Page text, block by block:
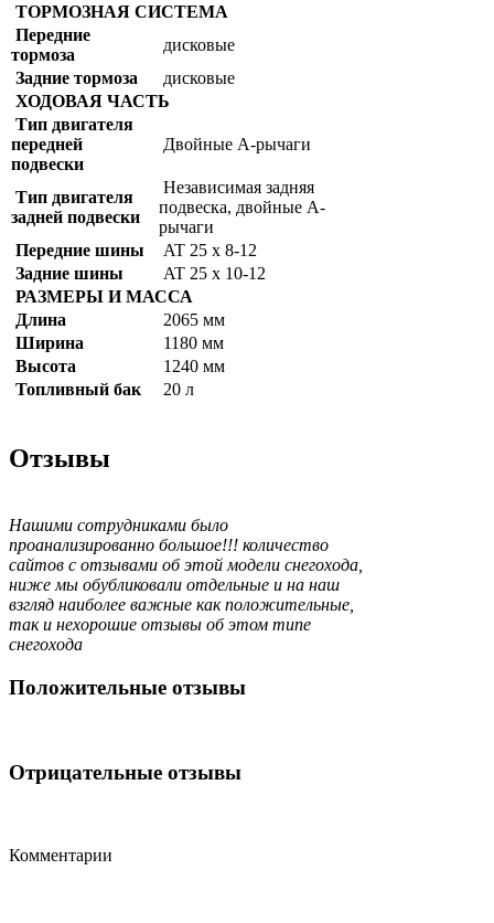
ТОРМОЗНАЯ СИСТЕМА
Передние
тормоза
дисковые
Задние тормоза
дисковые
ХОДОВАЯ ЧАСТЬ
Тип двигателя
передней
подвески
Двойные А-рычаги
Тип двигателя
задней подвески
Независимая задняя
подвеска, двойные А-
рычаги
Передние шины
AT 25 x 8-12
Задние шины
AT 25 x 10-12
РАЗМЕРЫ И МАССА
Длина
2065 мм
Ширина
1180 мм
Высота
1240 мм
Топливный бак
20 л
Отзывы
Нашими сотрудниками было
проанализированно большое!!! количество
сайтов с отзывами об этой модели снегохода,
ниже мы обубликовали отдельные и на наш
взгляд наиболее важные как положительные,
так и нехорошие отзывы об этом типе
снегохода
Положительные отзывы
Отрицательные отзывы
Комментарии